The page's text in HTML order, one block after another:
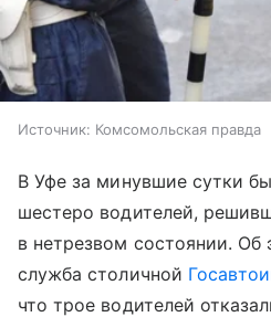
Источник: Комсомольская правда
В Уфе за минувшие сутки
шестеро водителей,
в нетрезвом состоянии.
служба столичной
что трое водителей